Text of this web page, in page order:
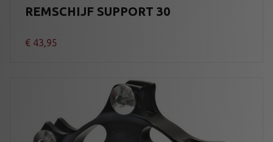
REMSCHIJF SUPPORT 30
€ 43,95